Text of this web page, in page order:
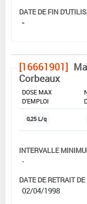
DATE DE FIN
-
[16661901]
Corbeaux
DOSE MAX
D'EMPLOI
0,25 L/q
INTERVALLE
-
DATE DE RETRAIT DE
02/04/1998